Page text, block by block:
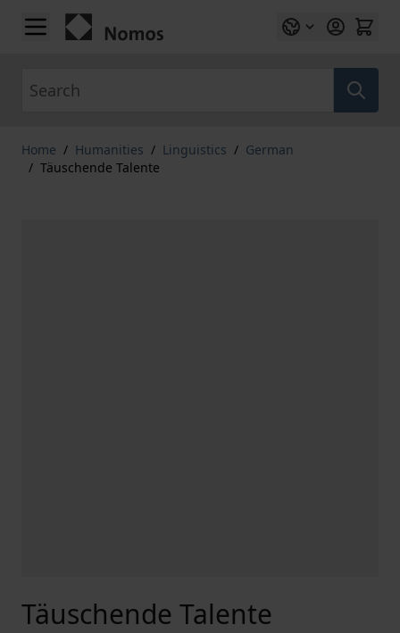
Skip to Content
Home / Humanities / Linguistics / German
/ Täuschende Talente
Täuschende Talente